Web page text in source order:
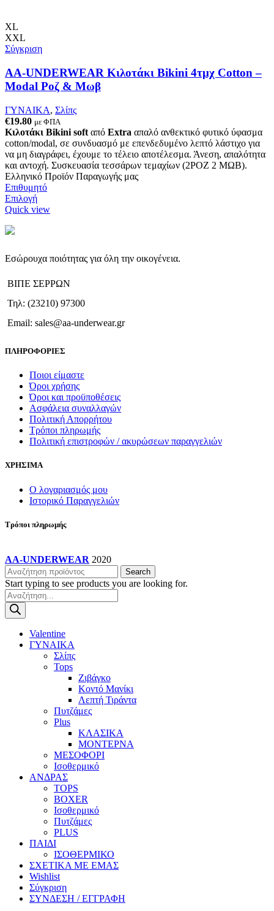
Οι
μπορούν
να
επιλεγούν
σελίδα
του
προϊόντος
XL
XXL
Σύγκριση
AA-UNDERWEAR Κιλοτάκι Bikini 4τμχ Cotton –
Modal Ροζ & Μωβ
ΓΥΝΑΙΚΑ, Σλίπς
€19.80 με ΦΠΑ
Κιλοτάκι Bikini soft από Extra απαλό ανθεκτικό φυτικό ύφασμα
cotton/modal, σε συνδυασμό με επενδεδυμένο λεπτό λάστιχο για
να μη διαγράφει, έχουμε το τέλειο αποτέλεσμα. Άνεση, απαλότητα
και αντοχή. Συσκευασία τεσσάρων τεμαχίων (2ΡΟΖ 2 ΜΩΒ).
Ελληνικό Προϊόν Παραγωγής μας
Επιθυμητό
ΕπιλογήΑυτό
το
παραλλαγές.
Οι
μπορούν
επιλεγούν
στη
σελίδα
προϊόντος
Quick view
Εσώρουχα ποιότητας για όλη την οικογένεια.
ΒΙΠΕ ΣΕΡΡΩΝ
Τηλ: (23210) 97300
Email: sales@aa-underwear.gr
ΠΛΗΡΟΦΟΡΙΕΣ
Ποιοι είμαστε
Όροι χρήσης
Όροι και προϋποθέσεις
Ασφάλεια συναλλαγών
Πολιτική Απορρήτου
Τρόποι πληρωμής
Πολιτική επιστροφών / ακυρώσεων παραγγελιών
ΧΡΗΣΙΜΑ
Ο λογαριασμός μου
Ιστορικό Παραγγελιών
Τρόποι πληρωμής
AA-UNDERWEAR 2020
Search
Start typing to see products you are looking for.
Products
search
Valentine
ΓΥΝΑΙΚΑ
Σλίπς
Tops
Ζιβάγκο
Κοντό Μανίκι
Λεπτή Τιράντα
Πυτζάμες
Plus
ΚΛΑΣΙΚΑ
ΜΟΝΤΕΡΝΑ
ΜΕΣΟΦΟΡΙ
Ισοθερμικό
ΑΝΔΡΑΣ
TOPS
BOXER
Ισοθερμικό
Πυτζάμες
PLUS
ΠΑΙΔΙ
ΙΣΟΘΕΡΜΙΚΟ
ΣΧΕΤΙΚΑ ΜΕ ΕΜΑΣ
Wishlist
Σύγκριση
ΣΥΝΔΕΣΗ / ΕΓΓΡΑΦΗ